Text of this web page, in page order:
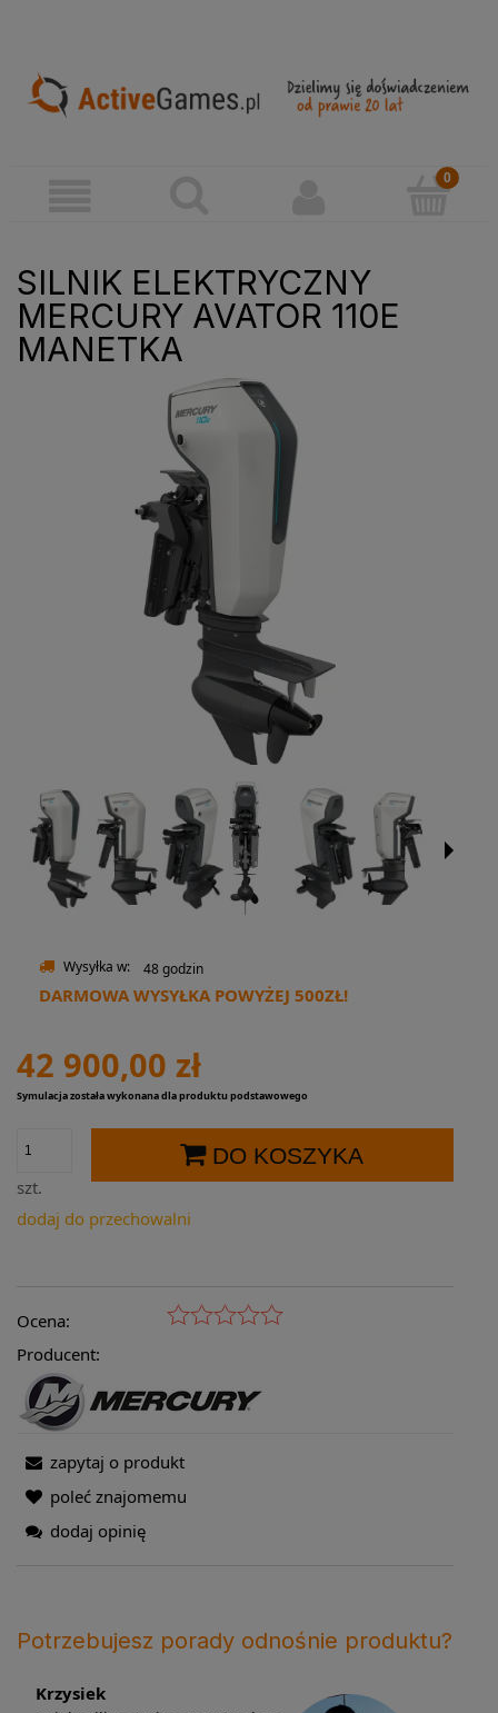
SILNIK ELEKTRYCZNY
MERCURY AVATOR 110E
MANETKA
Wysyłka w: 48 godzin
DARMOWA WYSYŁKA POWYŻEJ 500ZŁ!
42 900,00 zł
Symulacja została wykonana dla produktu podstawowego
szt.
DO KOSZYKA
dodaj do przechowalni
Ocena:
Producent:
zapytaj o produkt
poleć znajomemu
dodaj opinię
Potrzebujesz porady odnośnie produktu?
Krzysiek